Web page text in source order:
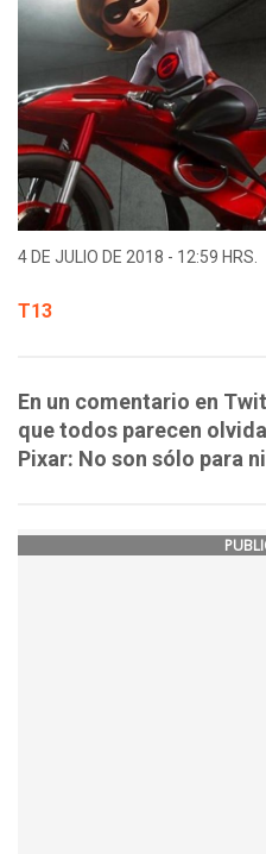
4 DE JULIO DE 2018 - 12:59 HRS.
T13
En un comentario en
que todos parecen
Pixar: No son sólo para